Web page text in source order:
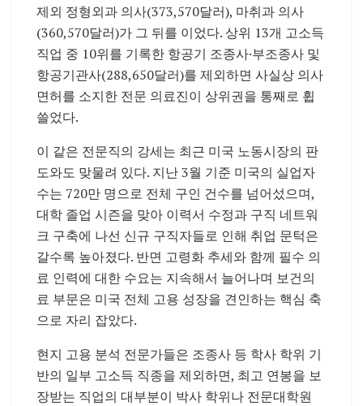
제외 정형외과 의사(373,570달러), 마취과 의사
(360,570달러)가 그 뒤를 이었다. 상위 13개 고소득
직업 중 10위를 기록한 항공기 조종사·부조종사 및
항공기관사(288,650달러)를 제외하면 사실상 의사
면허를 소지한 전문 의료진이 상위권을 통째로 휩
쓸었다.
이 같은 전문직의 강세는 최근 미국 노동시장의 판
도와도 맞물려 있다. 지난 3월 기준 미국의 실업자
수는 720만 명으로 전체 구인 건수를 넘어섰으며,
대학 졸업 시즌을 맞아 이력서 수정과 구직 네트워
크 구축에 나선 신규 구직자들로 인해 취업 문턱은
갈수록 높아졌다. 반면 고령화 추세와 함께 필수 의
료 인력에 대한 수요는 지속해서 늘어나며 보건의
료 부문은 미국 전체 고용 성장을 견인하는 핵심 축
으로 자리 잡았다.
현지 고용 분석 전문가들은 조종사 등 학사 학위 기
반의 일부 고소득 직종을 제외하면, 최고 연봉을 보
장받는 직업의 대부분이 박사 학위나 전문대학원